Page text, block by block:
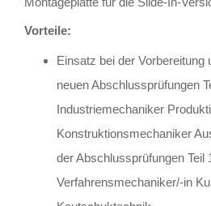
Vorteile:
Einsatz bei der Vorbereitung
neuen Abschlussprüfungen
Industriemechaniker
Konstruktionsmechaniker
der Abschlussprüfungen Teil
Verfahrensmechaniker/-in